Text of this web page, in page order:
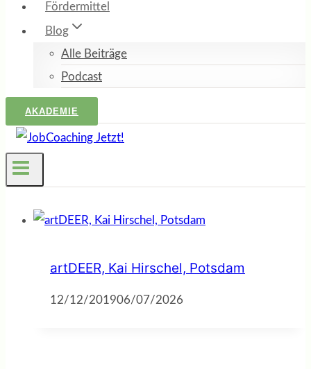
Fördermittel
Blog
Alle Beiträge
Podcast
AKADEMIE
artDEER, Kai Hirschel, Potsdam
12/12/201906/07/2026